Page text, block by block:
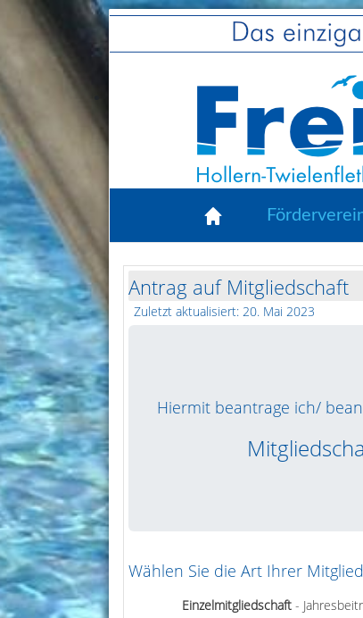
Antrag auf Mitgliedschaft
Zuletzt aktualisiert: 20. Mai 2023
Hiermit beantrage ich/
Wählen Sie die Art Ihrer
Einzelmitgliedschaft -